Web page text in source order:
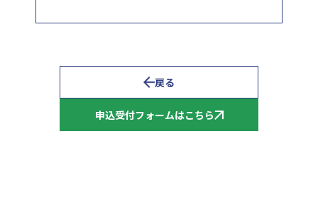
戻る
申込受付フォームはこちら